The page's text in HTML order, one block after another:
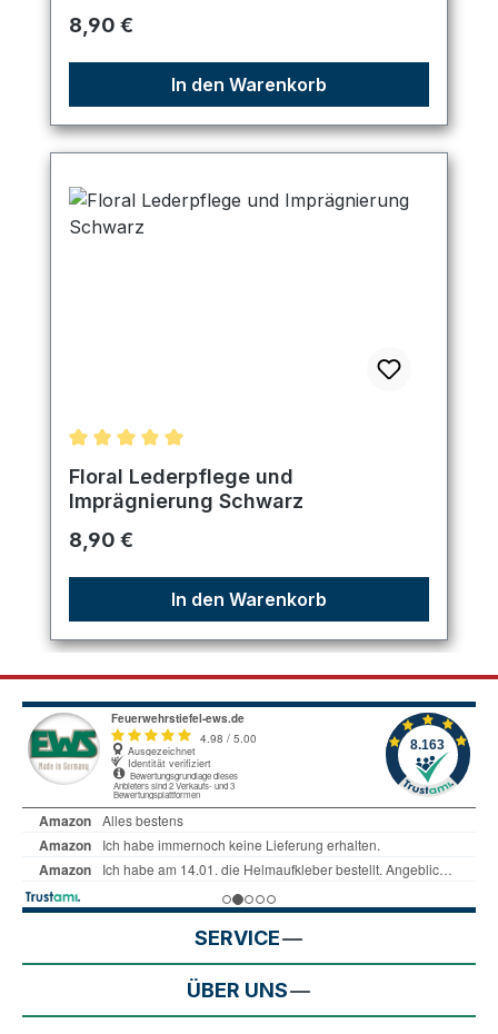
Regulärer Preis:
8,90 €
In den Warenkorb
Durchschnittliche Bewertung von 5 von 5 Sternen
Floral Lederpflege und
Imprägnierung Schwarz
Regulärer Preis:
8,90 €
In den Warenkorb
SERVICE
ÜBER UNS